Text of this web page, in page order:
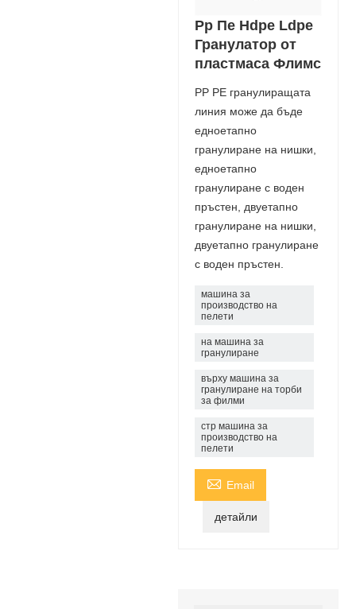
Pp Пе Hdpe Ldpe
Гранулатор от
пластмаса Флимс
PP PE гранулиращата
линия може да бъде
едноетапно
гранулиране на нишки,
едноетапно
гранулиране с воден
пръстен, двуетапно
гранулиране на нишки,
двуетапно гранулиране
с воден пръстен.
машина за
производство на
пелети
на машина за
гранулиране
върху машина за
гранулиране на торби
за филми
стр машина за
производство на
пелети
 Email
детайли